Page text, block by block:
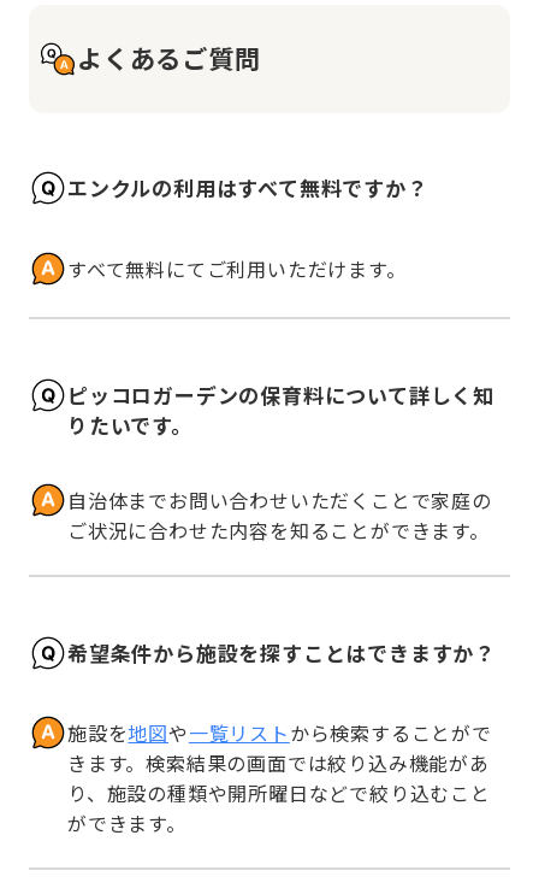
よくあるご質問
エンクルの利用はすべて無料ですか？
すべて無料にてご利用いただけます。
ピッコロガーデンの保育料について詳しく知
りたいです。
自治体までお問い合わせいただくことで家庭の
ご状況に合わせた内容を知ることができます。
希望条件から施設を探すことはできますか？
施設を地図や一覧リストから検索することがで
きます。検索結果の画面では絞り込み機能があ
り、施設の種類や開所曜日などで絞り込むこと
ができます。